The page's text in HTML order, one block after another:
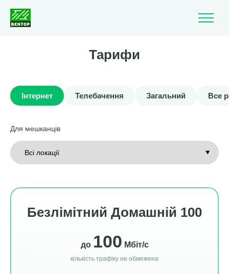
Тарифи
Інтернет Телебачення Загальний Все
Для мешканців
Безлімітний Домашній 100
до 100 Мбіт/c
кількість трафіку не обмежена